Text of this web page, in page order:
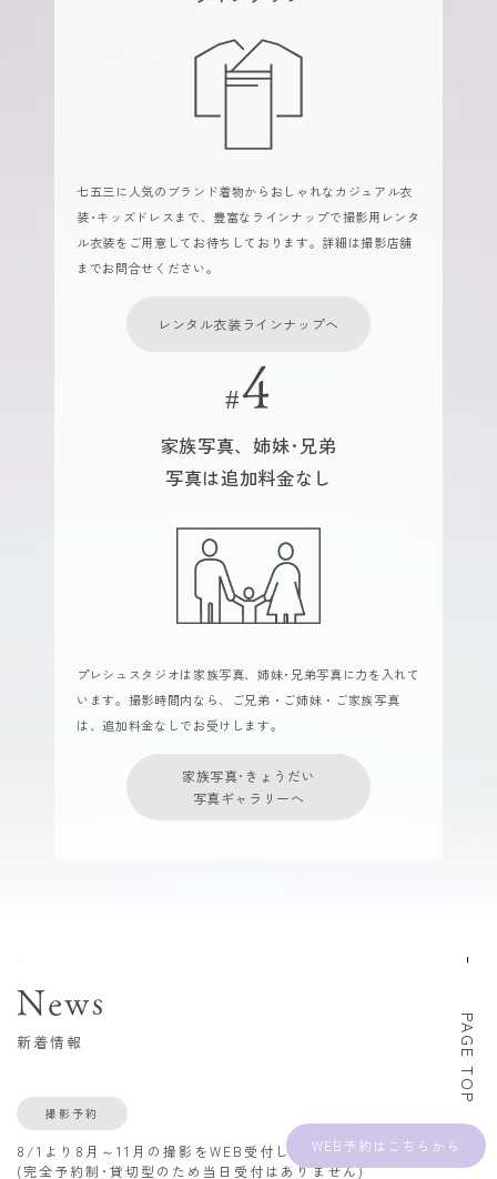
WEB予約
七五三に人気のブランド着物からおしゃれなカジュアル衣
装･キッズドレスまで、豊富なラインナップで撮影用レンタ
ル衣装をご用意してお待ちしております。詳細は撮影店舗
までお問合せください。
レンタル衣装ラインナップへ
家族写真、姉妹･兄弟
写真は追加料金なし
プレシュスタジオは家族写真、姉妹･兄弟写真に力を入れて
います。撮影時間内なら、ご兄弟・ご姉妹・ご家族写真
は、追加料金なしでお受けします。
家族写真･きょうだい
写真ギャラリーへ
News
新着情報
撮影予約
8/1より8月～11月の撮影をWEB受付します
(完全予約制･貸切型のため当日受付はありません)
PAGE TOP